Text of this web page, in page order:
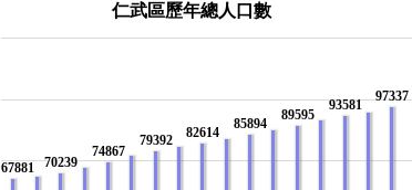
仁武區歷年總人口數
67881 70239
74867
79392 82614
85894
89595
93581
97337